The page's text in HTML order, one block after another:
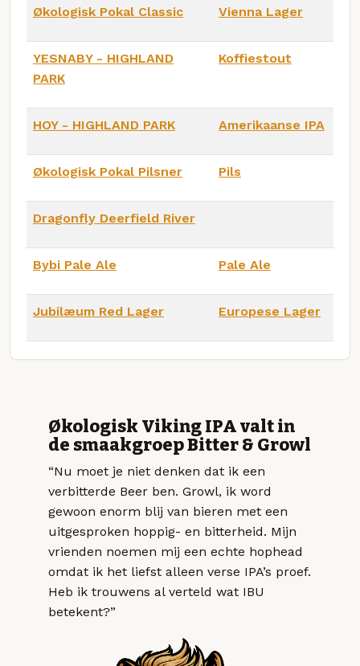
Økologisk Pokal Classic Vienna Lager
YESNABY - HIGHLAND
PARK
Koffiestout
HOY - HIGHLAND PARK Amerikaanse IPA
Økologisk Pokal Pilsner Pils
Dragonfly Deerfield River
Bybi Pale Ale Pale Ale
Jubilæum Red Lager Europese Lager
Økologisk Viking IPA valt in
de smaakgroep Bitter & Growl
“Nu moet je niet denken dat ik een
verbitterde Beer ben. Growl, ik word
gewoon enorm blij van bieren met een
uitgesproken hoppig- en bitterheid. Mijn
vrienden noemen mij een echte hophead
omdat ik het liefst alleen verse IPA’s proef.
Heb ik trouwens al verteld wat IBU
betekent?”